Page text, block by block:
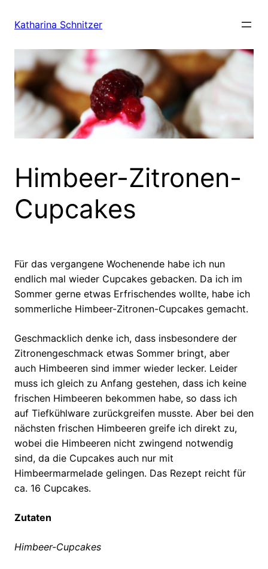
InhaltKatharina Schnitzer
Himbeer-Zitronen-
Cupcakes
Für das vergangene Wochenende habe ich nun
endlich mal wieder Cupcakes gebacken. Da ich im
Sommer gerne etwas Erfrischendes wollte, habe ich
sommerliche Himbeer-Zitronen-Cupcakes gemacht.
Geschmacklich denke ich, dass insbesondere der
Zitronengeschmack etwas Sommer bringt, aber
auch Himbeeren sind immer wieder lecker. Leider
muss ich gleich zu Anfang gestehen, dass ich keine
frischen Himbeeren bekommen habe, so dass ich
auf Tiefkühlware zurückgreifen musste. Aber bei den
nächsten frischen Himbeeren greife ich direkt zu,
wobei die Himbeeren nicht zwingend notwendig
sind, da die Cupcakes auch nur mit
Himbeermarmelade gelingen. Das Rezept reicht für
ca. 16 Cupcakes.
Zutaten
Himbeer-Cupcakes